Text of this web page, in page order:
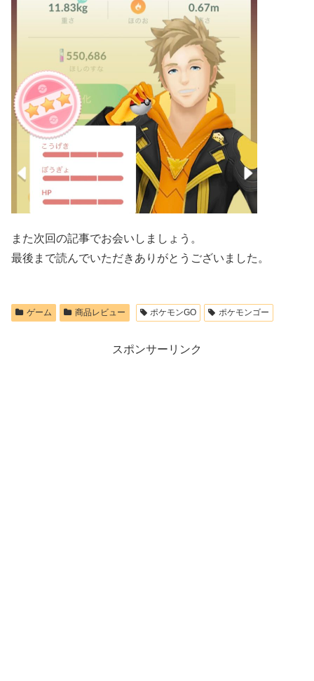
また次回の記事でお会いしましょう。
最後まで読んでいただきありがとうございました。
ゲーム 商品レビュー ポケモンGO ポケモンゴー
スポンサーリンク